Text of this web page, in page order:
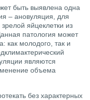
быть выявлена одна
– ановуляция, для
яйцеклетки из
патология может
как молодого, так и
являются
объема
без характерных